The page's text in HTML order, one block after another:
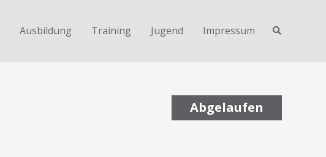
Ausbildung Training Jugend Impressum
Abgelaufen